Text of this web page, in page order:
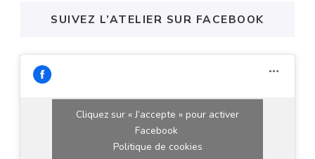
SUIVEZ L’ATELIER SUR FACEBOOK
Cliquez sur « J’accepte » pour activer
Facebook
Politique de cookies